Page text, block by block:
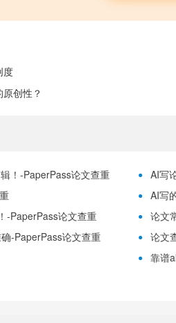
度
创性？
！-PaperPass论文查重
AI写
AI写
-PaperPass论文查重
论文
-PaperPass论文查重
论文
靠谱